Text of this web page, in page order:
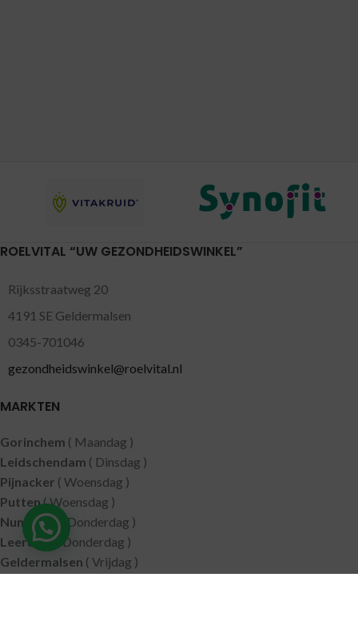
ROELVITAL “UW GEZONDHEIDSWINKEL”
Rijksstraatweg 20
4191 SE Geldermalsen
0345-701046
gezondheidswinkel@roelvital.nl
MARKTEN
Gorinchem ( Maandag )
Leidschendam ( Dinsdag )
Pijnacker ( Woensdag )
Putten( Woensdag )
Nunspeet( Donderdag )
Leerdam( Donderdag )
Geldermalsen ( Vrijdag )